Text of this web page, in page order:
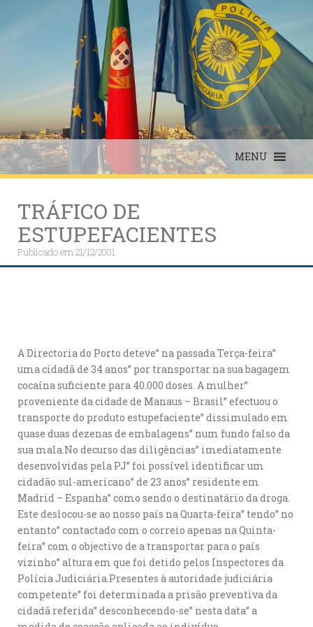
MENU
TRÁFICO DE
ESTUPEFACIENTES
Publicado em21/12/2001
A Directoria do Porto deteve” na passada Terça-feira”
uma cidadã de 34 anos” por transportar na sua bagagem
cocaína suficiente para 40.000 doses. A mulher”
proveniente da cidade de Manaus – Brasil” efectuou o
transporte do produto estupefaciente” dissimulado em
quase duas dezenas de embalagens” num fundo falso da
sua mala.No decurso das diligências” imediatamente
desenvolvidas pela PJ” foi possível identificar um
cidadão sul-americano” de 23 anos” residente em
Madrid – Espanha” como sendo o destinatário da droga.
Este deslocou-se ao nosso país na Quarta-feira” tendo” no
entanto” contactado com o correio apenas na Quinta-
feira” com o objectivo de a transportar para o país
vizinho” altura em que foi detido pelos Inspectores da
Polícia Judiciária.Presentes à autoridade judiciária
competente” foi determinada a prisão preventiva da
cidadã referida” desconhecendo-se” nesta data” a